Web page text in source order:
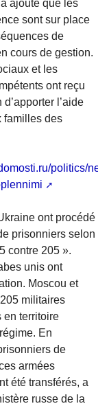
ajouté que les
sont sur place
de
cours de gestion.
et les
ont reçu
l’aide
familles des
politics/
ont procédé
prisonniers selon
contre 205 ».
unis ont
Moscou et
militaires
en territoire
En
de
armées
été transférés, a
russe de la